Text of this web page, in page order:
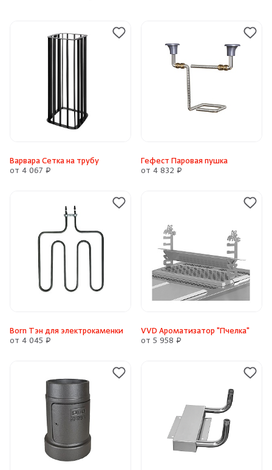
Варвара Сетка на трубу
от 4 067 ₽
Гефест Паровая пушка
от 4 832 ₽
Born Тэн для электрокаменки
от 4 045 ₽
VVD Ароматизатор "Пчелка"
от 5 958 ₽